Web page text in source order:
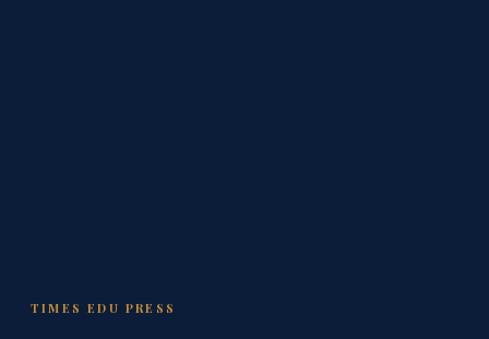
TIMES EDU PRESS